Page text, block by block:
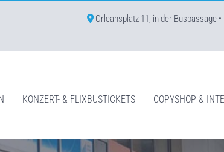
Orleansplatz 11, in der Buspassage
KONZERT- & FLIXBUSTICKETS COPYSHOP &